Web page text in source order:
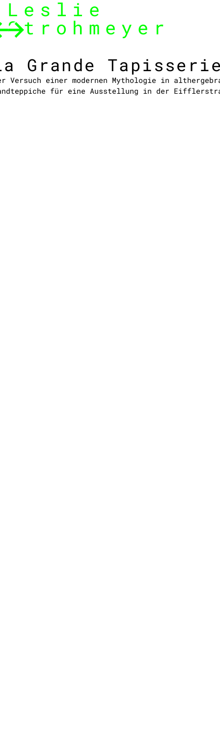
Leslie
Strohmeyer
Grande
Versuch einer modernen Mythologie in
für eine Ausstellung in der